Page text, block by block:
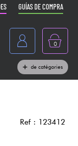
GUÍAS DE COMPRA
0
de catégories
Ref : 123412